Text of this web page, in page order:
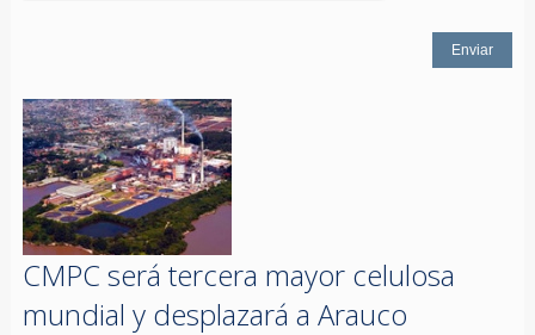
CMPC será tercera mayor celulosa
mundial y desplazará a Arauco